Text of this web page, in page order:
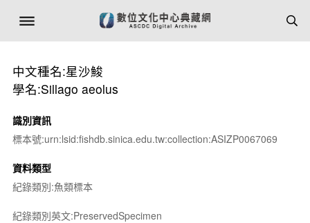
中文種名:星沙鮻
學名:Sillago aeolus
識別資訊
標本號:urn:lsid:fishdb.sinica.edu.tw:collection:ASIZP0067069
資料類型
紀錄類別:魚類標本
紀錄類別英文:PreservedSpecimen